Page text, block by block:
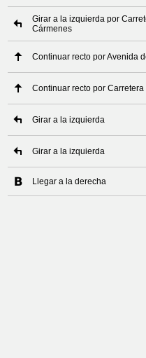
Girar a la izquierda por
Cármenes
Continuar recto por Avenida
Continuar recto por
Girar a la izquierda
Girar a la izquierda
Llegar a la derecha